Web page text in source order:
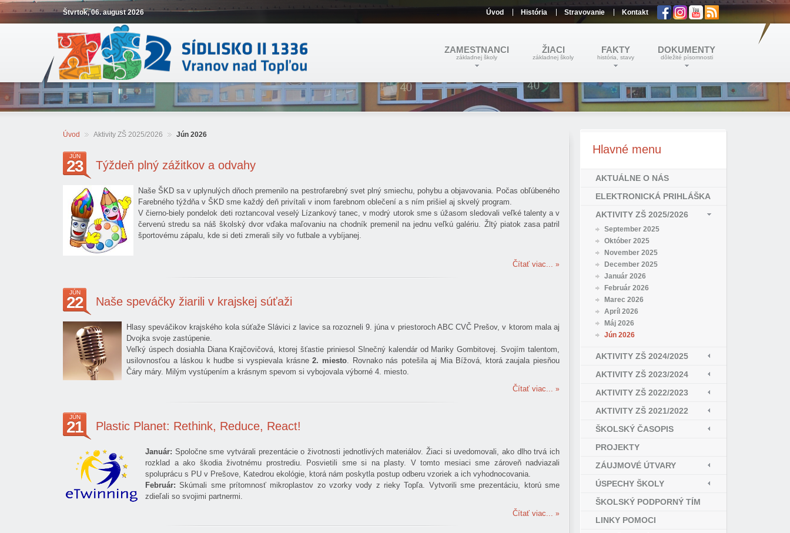
Úvod História Stravovanie Kontakt
Štvrtok, 06. august 2026
DOKUMENTY
dôležité písomnosti
FAKTY
história, stavy
ŽIACI
základnej školy
ZAMESTNANCI
základnej školy
Úvod Aktivity ZŠ 2025/2026 Jún 2026
JÚN
23 Týždeň plný zážitkov a odvahy
Naše ŠKD sa v uplynulých dňoch premenilo na pestrofarebný svet plný smiechu, pohybu a objavovania. Počas obľúbeného
Farebného týždňa v ŠKD sme každý deň privítali v inom farebnom oblečení a s ním prišiel aj skvelý program.
V čierno-biely pondelok deti roztancoval veselý Lízankový tanec, v modrý utorok sme s úžasom sledovali veľké talenty a v
červenú stredu sa náš školský dvor vďaka maľovaniu na chodník premenil na jednu veľkú galériu. Žltý piatok zasa patril
športovému zápalu, kde si deti zmerali sily vo futbale a vybíjanej.
Čítať viac...
JÚN
22 Naše speváčky žiarili v krajskej súťaži
Hlasy speváčikov krajského kola súťaže Slávici z lavice sa rozozneli 9. júna v priestoroch ABC CVČ Prešov, v ktorom mala aj
Dvojka svoje zastúpenie.
Veľký úspech dosiahla Diana Krajčovičová, ktorej šťastie priniesol Slnečný kalendár od Mariky Gombitovej. Svojím talentom,
usilovnosťou a láskou k hudbe si vyspievala krásne2. miesto. Rovnako nás potešila aj Mia Bížová, ktorá zaujala piesňou
Čáry máry. Milým vystúpením a krásnym spevom si vybojovala výborné 4. miesto.
Čítať viac...
JÚN
21 Plastic Planet: Rethink, Reduce, React!
Január: Spoločne sme vytvárali prezentácie o životnosti jednotlivých materiálov. Žiaci si uvedomovali, ako dlho trvá ich
rozklad a ako škodia životnému prostrediu. Posvietili sme si na plasty. V tomto mesiaci sme zároveň nadviazali
spoluprácu s PU v Prešove, Katedrou ekológie, ktorá nám poskytla postup odberu vzoriek a ich vyhodnocovania.
Február: Skúmali sme prítomnosť mikroplastov zo vzorky vody z rieky Topľa. Vytvorili sme prezentáciu, ktorú sme
zdieľali so svojimi partnermi.
Čítať viac...
Hlavné menu
AKTUÁLNE O NÁS
ELEKTRONICKÁ PRIHLÁŠKA
AKTIVITY ZŠ 2025/2026
September 2025
Október 2025
November 2025
December 2025
Január 2026
Február 2026
Marec 2026
Apríl 2026
Máj 2026
Jún 2026
AKTIVITY ZŠ 2024/2025
AKTIVITY ZŠ 2023/2024
AKTIVITY ZŠ 2022/2023
AKTIVITY ZŠ 2021/2022
ŠKOLSKÝ ČASOPIS
PROJEKTY
ZÁUJMOVÉ ÚTVARY
ÚSPECHY ŠKOLY
ŠKOLSKÝ PODPORNÝ TÍM
LINKY POMOCI